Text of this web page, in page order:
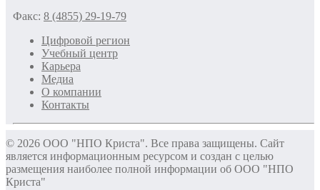
Факс: 8 (4855) 29-19-79
Цифровой регион
Учебный центр
Карьера
Медиа
О компании
Контакты
© 2026 ООО "НПО Криста". Все права защищены. Сайт
является информационным ресурсом и создан с целью
размещения наиболее полной информации об ООО "НПО
Криста"